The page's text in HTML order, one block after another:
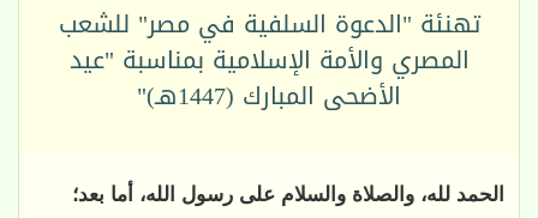
تهنئة "الدعوة السلفية في مصر" للشعب
المصري والأمة الإسلامية بمناسبة "عيد
الأضحى المبارك (1447هـ)"
الحمد لله، والصلاة والسلام على رسول الله، أما بعد؛